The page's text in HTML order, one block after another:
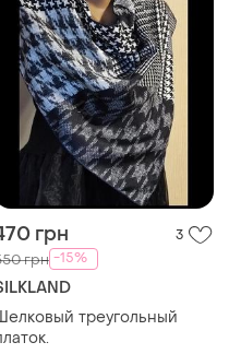
грн 3
грн -15%
треугольный